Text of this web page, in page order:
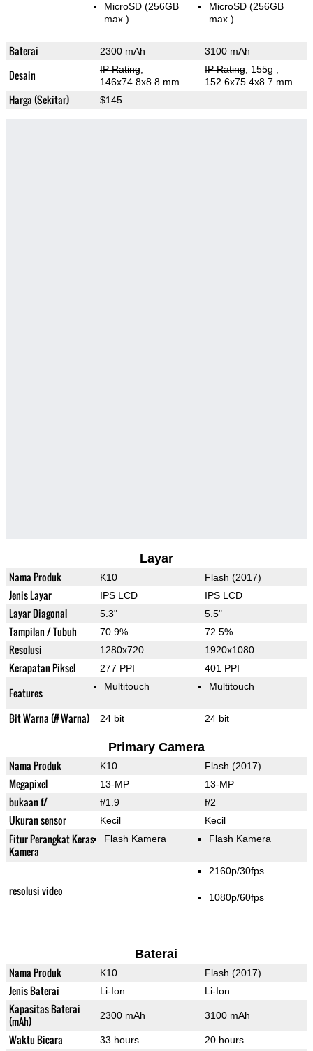
MicroSD (256GB
max.)
MicroSD (256GB
max.)
Baterai 2300 mAh 3100 mAh
Desain IP Rating,
146x74.8x8.8 mm
IP Rating, 155g
152.6x75.4x8.7 mm
Harga (Sekitar) $145
Layar
Nama Produk K10 Flash (2017)
Jenis Layar IPS LCD IPS LCD
Layar Diagonal 5.3" 5.5"
Tampilan / Tubuh 70.9% 72.5%
Resolusi 1280x720 1920x1080
Kerapatan Piksel 277 PPI 401 PPI
Features Multitouch Multitouch
Bit Warna (# Warna) 24 bit 24 bit
Primary Camera
Nama Produk K10 Flash (2017)
Megapixel 13-MP 13-MP
bukaan f/ f/1.9 f/2
Ukuran sensor Kecil Kecil
Fitur Perangkat Keras
Kamera
Flash Kamera Flash Kamera
resolusi video
2160p/30fps
1080p/60fps
Baterai
Nama Produk K10 Flash (2017)
Jenis Baterai Li-Ion Li-Ion
Kapasitas Baterai
(mAh)
2300 mAh 3100 mAh
Waktu Bicara 33 hours 20 hours